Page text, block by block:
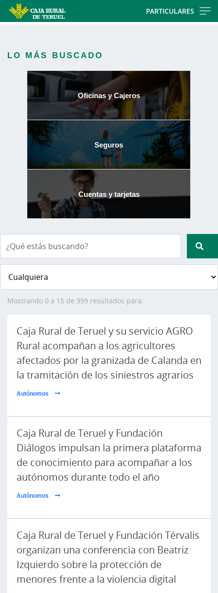
PARTICULARES
LO MÁS BUSCADO
Oficinas y Cajeros
Seguros
Cuentas y tarjetas
Mostrando 0 a 15 de 399 resultados para:
Caja Rural de Teruel y su servicio AGRO
Rural acompañan a los agricultores
afectados por la granizada de Calanda en
la tramitación de los siniestros agrarios
Autónomos
Caja Rural de Teruel y Fundación
Diálogos impulsan la primera plataforma
de conocimiento para acompañar a los
autónomos durante todo el año
Autónomos
Caja Rural de Teruel y Fundación Térvalis
organizan una conferencia con Beatriz
Izquierdo sobre la protección de
menores frente a la violencia digital